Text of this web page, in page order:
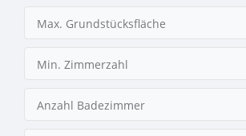
Max. Grundstücksfläche
Min. Zimmerzahl
Anzahl Badezimmer